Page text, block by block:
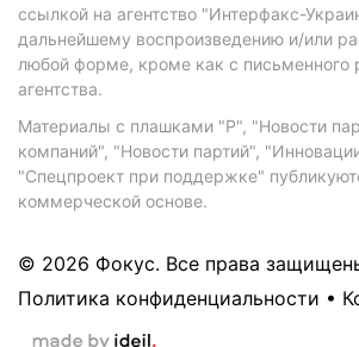
ссылкой на агентство "Интерфакс-
дальнейшему воспроизведению и/или
любой форме, кроме как с письменного
агентства.
Материалы с плашками "Р", "Новости
компаний", "Новости партий",
"Спецпроект при поддержке"
коммерческой основе.
© 2026 Фокус. Все права
Политика конфиденциальности •